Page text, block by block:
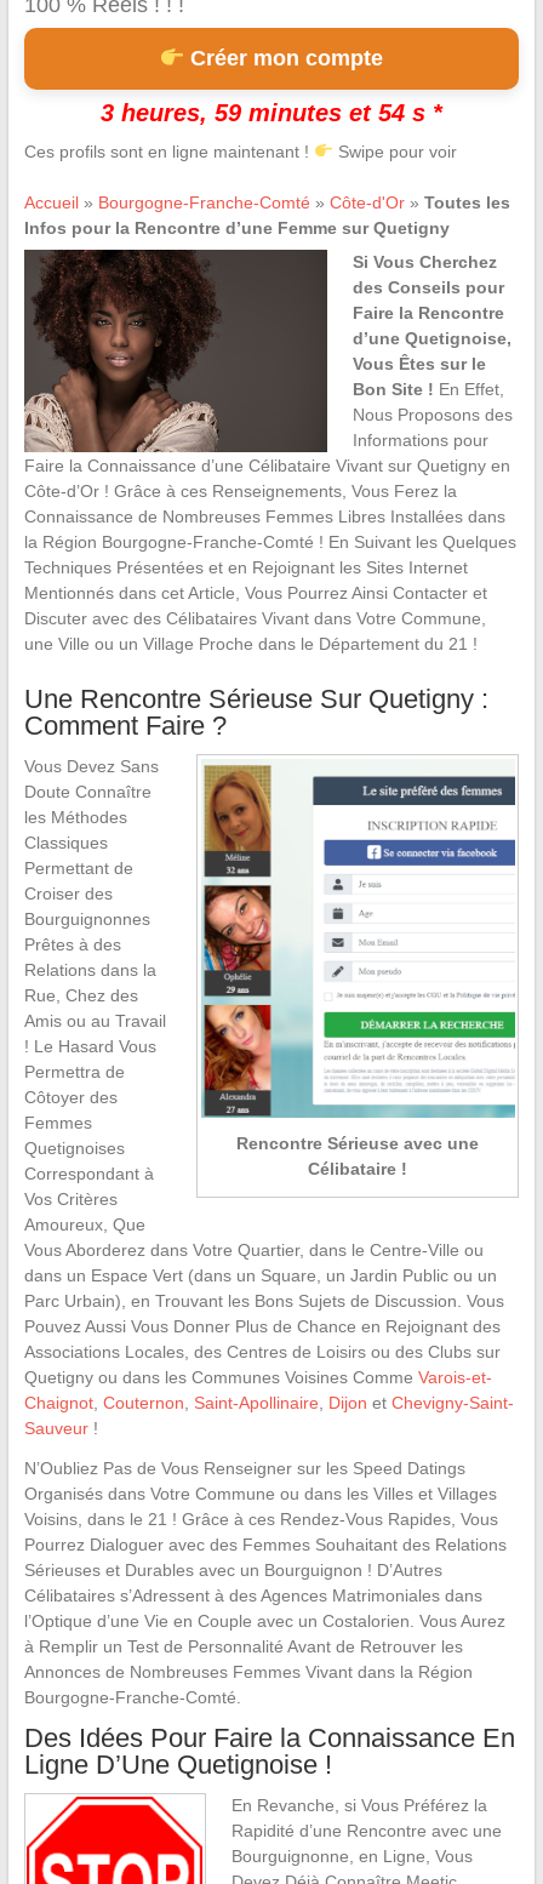
100 % Réels ! ! !
Créer mon compte
3 heures, 59 minutes et 53 s *
Ces profils sont en ligne maintenant ! Swipe pour voir
Accueil» Bourgogne-Franche-Comté » Côte-d'Or» Toutes les
Infos pour la Rencontre d’une Femme sur Quetigny
Si Vous Cherchez
des Conseils pour
Faire la Rencontre
d’une Quetignoise,
Vous Êtes sur le
Bon Site ! En Effet,
Nous Proposons des
Informations pour
Faire la Connaissance d’une Célibataire Vivant sur Quetigny en
Côte-d’Or ! Grâce à ces Renseignements, Vous Ferez la
Connaissance de Nombreuses Femmes Libres Installées dans
la Région Bourgogne-Franche-Comté ! En Suivant les Quelques
Techniques Présentées et en Rejoignant les Sites Internet
Mentionnés dans cet Article, Vous Pourrez Ainsi Contacter et
Discuter avec des Célibataires Vivant dans Votre Commune,
une Ville ou un Village Proche dans le Département du 21 !
Une Rencontre Sérieuse Sur Quetigny :
Comment Faire ?
Rencontre Sérieuse avec une
Célibataire !
Vous Devez Sans
Doute Connaître
les Méthodes
Classiques
Permettant de
Croiser des
Bourguignonnes
Prêtes à des
Relations dans la
Rue, Chez des
Amis ou au Travail
! Le Hasard Vous
Permettra de
Côtoyer des
Femmes
Quetignoises
Correspondant à
Vos Critères
Amoureux, Que
Vous Aborderez dans Votre Quartier, dans le Centre-Ville ou
dans un Espace Vert (dans un Square, un Jardin Public ou un
Parc Urbain), en Trouvant les Bons Sujets de Discussion. Vous
Pouvez Aussi Vous Donner Plus de Chance en Rejoignant des
Associations Locales, des Centres de Loisirs ou des Clubs sur
Quetigny ou dans les Communes Voisines Comme Varois-et-
Chaignot, Couternon Saint-Apollinaire Dijon et Chevigny-Saint-
Sauveur!
N’Oubliez Pas de Vous Renseigner sur les Speed Datings
Organisés dans Votre Commune ou dans les Villes et Villages
Voisins, dans le 21 ! Grâce à ces Rendez-Vous Rapides, Vous
Pourrez Dialoguer avec des Femmes Souhaitant des Relations
Sérieuses et Durables avec un Bourguignon ! D’Autres
Célibataires s’Adressent à des Agences Matrimoniales dans
l’Optique d’une Vie en Couple avec un Costalorien. Vous Aurez
à Remplir un Test de Personnalité Avant de Retrouver les
Annonces de Nombreuses Femmes Vivant dans la Région
Bourgogne-Franche-Comté.
Des Idées Pour Faire la Connaissance En
Ligne D’Une Quetignoise !
En Revanche, si Vous Préférez la
Rapidité d’une Rencontre avec une
Bourguignonne, en Ligne, Vous